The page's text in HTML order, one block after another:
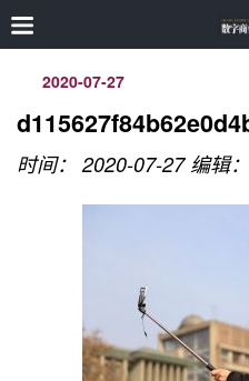
2020-07-27
时间： 2020-07-27 编辑：